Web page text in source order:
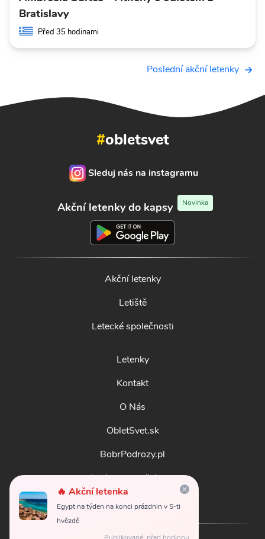
Bratislavy
Před 35 hodinami
Poslední akční letenky
🔥 Akční letenka
Egypt na týden na konci prázdnin v 5-ti
hvězdě
#obletsvet
Sleduj nás na instagramu
Akční letenky do kapsy Novinka
Akční letenky
Letiště
Letecké společnosti
Letenky
Kontakt
O Nás
ObletSvet.sk
BobrPodrozy.pl
destinosmundiales.es
guidadestinazioni.it